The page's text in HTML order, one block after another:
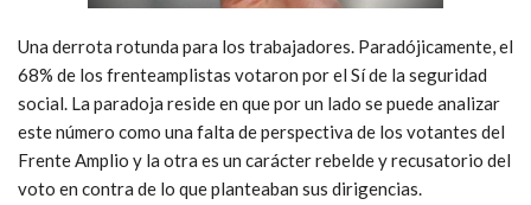
Una derrota rotunda para los trabajadores. Paradójicamente, el
68% de los frenteamplistas votaron por el Sí de la seguridad
social. La paradoja reside en que por un lado se puede analizar
este número como una falta de perspectiva de los votantes del
Frente Amplio y la otra es un carácter rebelde y recusatorio del
voto en contra de lo que planteaban sus dirigencias.